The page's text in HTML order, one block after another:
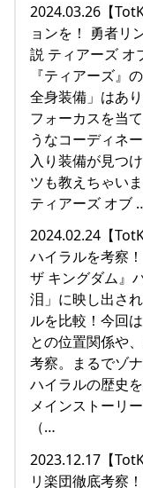
2024.03.26【
ョンを！ 勇者リ
説 ティアーズ オ
『ティアーズ』
全身装備」はあ
フォーカスを当
うなコーディネ
入り装備が見つ
ツも教えちゃい
ティアーズ オブ
2024.02.24【
ハイラルを考察
ザ キングダム』
泪」に映し出さ
ルを比較！今回
との位置関係や
考察。まるでゾ
ハイラルの歴史
メインストーリ
（…
2023.12.17【
リ楽団徹底考察